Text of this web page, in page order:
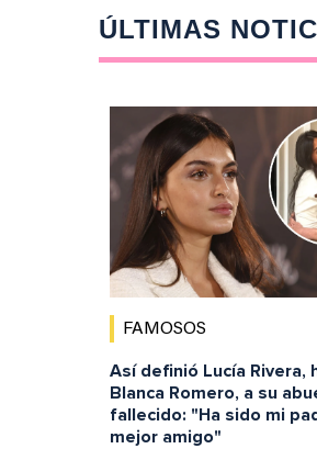
ÚLTIMAS
FAMOSOS
Así definió Lucía Rivera,
Blanca Romero, a su
fallecido: "Ha sido mi
mejor amigo"